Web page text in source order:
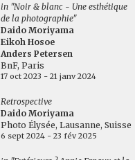
in "Noir & blanc - Une esthétique
de la photographie"
Daido Moriyama
Eikoh Hosoe
Anders Petersen
BnF, Paris
17 oct 2023 - 21 janv 2024
Retrospective
Daido Moriyama
Photo Élysée, Lausanne, Suisse
6 sept 2024 - 23 fév 2025